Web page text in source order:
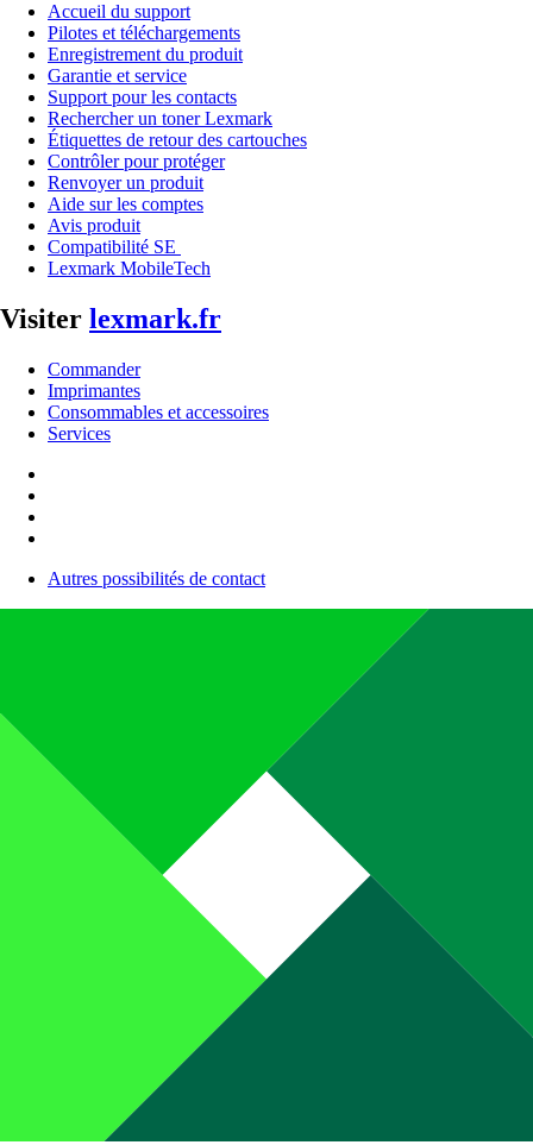
Accueil du support
Pilotes et téléchargements
Enregistrement du produit
Garantie et service
Support pour les contacts
Rechercher un toner Lexmark
Étiquettes de retour des cartouches
Contrôler pour protéger
Renvoyer un produit
Aide sur les comptes
Avis produit
Compatibilité SE
Lexmark MobileTech
Visiter lexmark.fr
Commander
Imprimantes
Consommables et accessoires
Services
Autres possibilités de contact